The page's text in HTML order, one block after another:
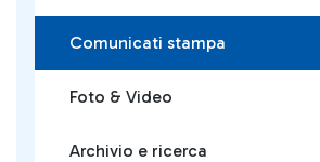
Comunicati stampa
Foto & Video
Archivio e ricerca